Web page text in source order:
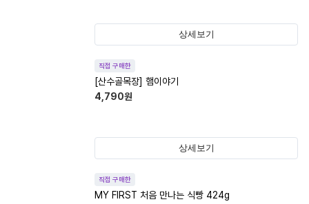
상세보기
직접 구매한
[산수골목장] 햄이야기
4,790원
상세보기
직접 구매한
MY FIRST 처음 만나는 식빵 424g